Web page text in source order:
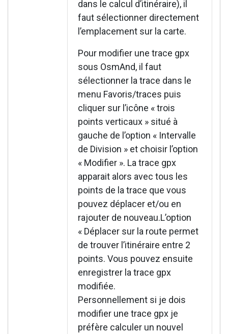
dans le calcul d’itinéraire), il
faut sélectionner directement
l’emplacement sur la carte.
Pour modifier une trace gpx
sous OsmAnd, il faut
sélectionner la trace dans le
menu Favoris/traces puis
cliquer sur l’icône « trois
points verticaux » situé à
gauche de l’option « Intervalle
de Division » et choisir l’option
« Modifier ». La trace gpx
apparait alors avec tous les
points de la trace que vous
pouvez déplacer et/ou en
rajouter de nouveau.L’option
« Déplacer sur la route permet
de trouver l’itinéraire entre 2
points. Vous pouvez ensuite
enregistrer la trace gpx
modifiée.
Personnellement si je dois
modifier une trace gpx je
préfère calculer un nouvel